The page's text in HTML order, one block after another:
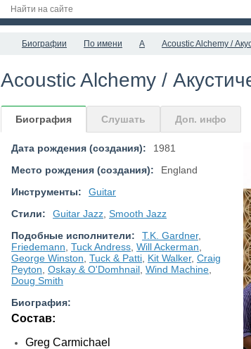
Биографии По имени A Acoustic Alchemy /
Acoustic Alchemy /
Биография Слушать Доп. инфо
Дата рождения (создания):
1981
Место рождения (создания):
England
Инструменты:
Guitar
Стили:
Guitar Jazz Smooth Jazz
Подобные исполнители:
T.K. Gardner,
Friedemann Tuck Andress Will Ackerman
George Winston Tuck & Patti Kit Walker, Craig
Peyton Oskay & O'Domhnail Wind Machine
Doug Smith
Биография:
Состав:
Greg Carmichael